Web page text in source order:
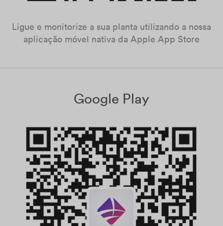
Ligue e monitorize a sua planta utilizando a nossa
aplicação móvel nativa da Apple App Store
Google Play